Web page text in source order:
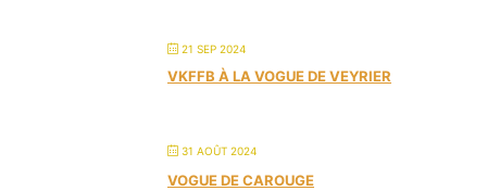
21 SEP 2024
VKFFB À LA VOGUE DE VEYRIER
31 AOÛT 2024
VOGUE DE CAROUGE